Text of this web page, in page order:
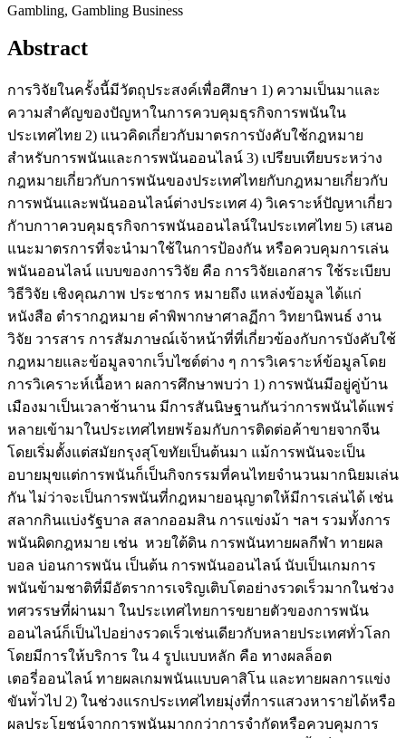
Gambling, Gambling Business
Abstract
การวิจัยในครั้งนี้มีวัตถุประสงค์เพื่อศึกษา 1) ความเป็นมาและ
ความสำคัญของปัญหาในการควบคุมธุรกิจการพนันใน
ประเทศไทย 2) แนวคิดเกี่ยวกับมาตรการบังคับใช้กฎหมาย
สำหรับการพนันและการพนันออนไลน์ 3) เปรียบเทียบระหว่าง
กฎหมายเกี่ยวกับการพนันของประเทศไทยกับกฎหมายเกี่ยวกับ
การพนันและพนันออนไลน์ต่างประเทศ 4) วิเคราะห์ปัญหาเกี่ยว
กัาบกาาควบคุมธุรกิจการพนันออนไลน์ในประเทศไทย 5) เสนอ
แนะมาตรการที่จะนำมาใช้ในการป้องกัน หรือควบคุมการเล่น
พนันออนไลน์ แบบของการวิจัย คือ การวิจัยเอกสาร ใช้ระเบียบ
วิธีวิจัย เชิงคุณภาพ ประชากร หมายถึง แหล่งข้อมูล ได้แก่
หนังสือ ตำรากฎหมาย คำพิพากษาศาลฏีกา วิทยานิพนธ์ งาน
วิจัย วารสาร การสัมภาษณ์เจ้าหน้าที่ที่เกี่ยวข้องกับการบังคับใช้
กฎหมายและข้อมูลจากเว็บไซต์ต่าง ๆ การวิเคราะห์ข้อมูลโดย
การวิเคราะห์เนื้อหา ผลการศึกษาพบว่า 1) การพนันมีอยู่คู่บ้าน
เมืองมาเป็นเวลาช้านาน มีการสันนิษฐานกันว่าการพนันได้แพร่
หลายเข้ามาในประเทศไทยพร้อมกับการติดต่อค้าขายจากจีน
โดยเริ่มตั้งแต่สมัยกรุงสุโขทัยเป็นต้นมา แม้การพนันจะเป็น
อบายมุขแต่การพนันก็เป็นกิจกรรมที่คนไทยจำนวนมากนิยมเล่น
กัน ไม่ว่าจะเป็นการพนันที่กฎหมายอนุญาตให้มีการเล่นได้ เช่น
สลากกินแบ่งรัฐบาล สลากออมสิน การแข่งม้า ฯลฯ รวมทั้งการ
พนันผิดกฎหมาย เช่น หวยใต้ดิน การพนันทายผลกีฬา ทายผล
บอล บ่อนการพนัน เป็นต้น การพนันออนไลน์ นับเป็นเกมการ
พนันข้ามชาติที่มีอัตราการเจริญเติบโตอย่างรวดเร็วมากในช่วง
ทศวรรษที่ผ่านมา ในประเทศไทยการขยายตัวของการพนัน
ออนไลน์ก็เป็นไปอย่างรวดเร็วเช่นเดียวกับหลายประเทศทั่วโลก
โดยมีการให้บริการ ใน 4 รูปแบบหลัก คือ ทางผลล็อต
เตอรี่ออนไลน์ ทายผลเกมพนันแบบคาสิโน และทายผลการแข่ง
ขันท่ัวไป 2) ในช่วงแรกประเทศไทยมุ่งที่การแสวงหารายได้หรือ
ผลประโยชน์จากการพนันมากกว่าการจำกัดหรือควบคุมการ